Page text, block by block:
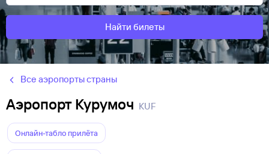
Найти билеты
Все аэропорты страны
Аэропорт Курумоч KUF
Онлайн-табло прилëта